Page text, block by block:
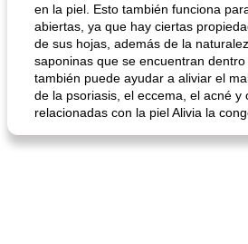
mochi fácil Salsa
en la piel. Esto también funciona
abiertas, ya que hay ciertas
de sus hojas, además de la
saponinas que se encuentran dentro
también puede ayudar a aliviar el
de la psoriasis, el eccema, el acné y
relacionadas con la piel Alivia la